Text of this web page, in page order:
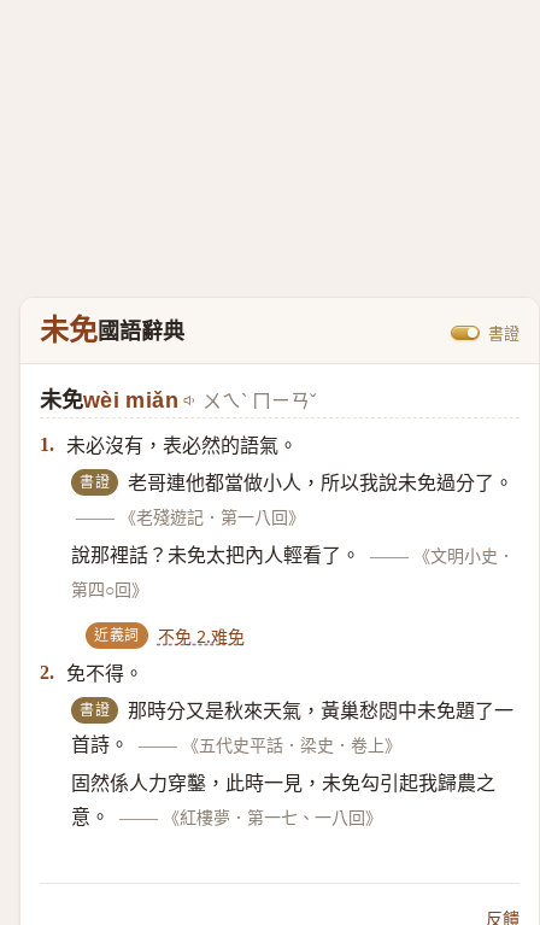
未免國語辭典 書證
未免wèi miǎn ㄨㄟˋ ㄇㄧㄢˇ
1. 未必沒有，表必然的語氣。
書證
老哥連他都當做小人，所以我說未免過分了。
——
《老殘遊記．第一八回》
說那裡話？未免太把內人輕看了。 ——
《文明小史．
第四○回》
近義詞 不免 2.难免
2. 免不得。
書證
那時分又是秋來天氣，黃巢愁悶中未免題了一
首詩。
—— 《五代史平話．梁史．卷上》
固然係人力穿鑿，此時一見，未免勾引起我歸農之
意。
—— 《紅樓夢．第一七、一八回》
反饋